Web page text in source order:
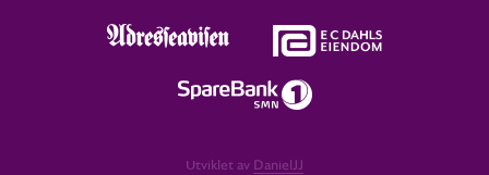
Utviklet av DanielJJ